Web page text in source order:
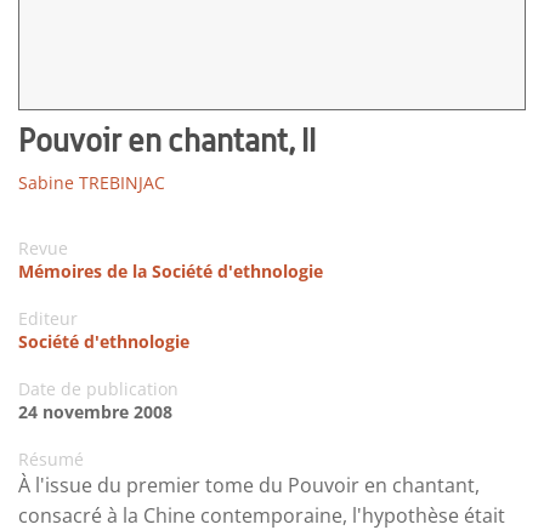
Pouvoir en chantant, II
Sabine TREBINJAC
Revue
Mémoires de la Société d'ethnologie
Editeur
Société d'ethnologie
Date de publication
24 novembre 2008
Résumé
À l'issue du premier tome du Pouvoir en chantant,
consacré à la Chine contemporaine, l'hypothèse était